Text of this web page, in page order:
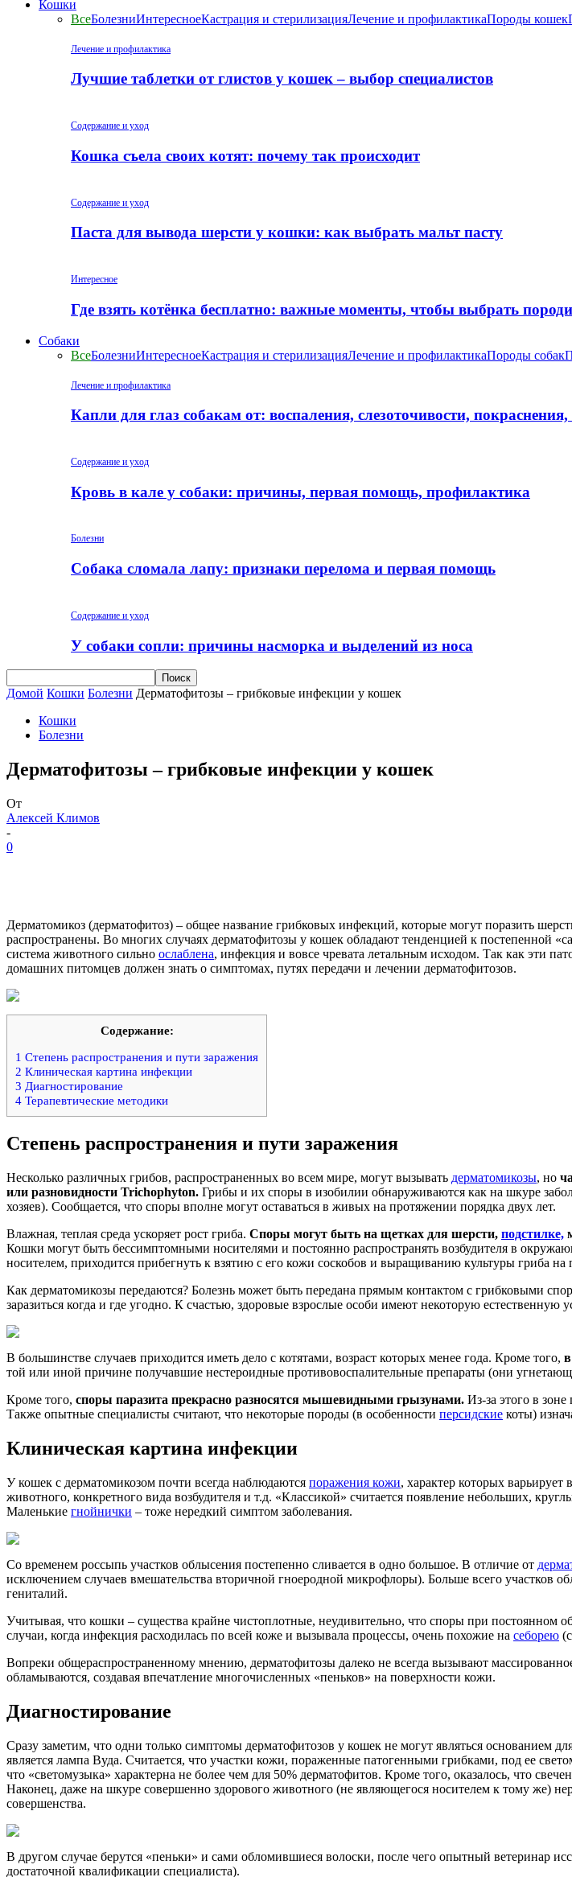
Кошки
ВсеБолезниИнтересноеКастрация и стерилизацияЛечение и профилактикаПороды кошек
Лечение и профилактика
Лучшие таблетки от глистов у кошек – выбор специалистов
Содержание и уход
Кошка съела своих котят: почему так происходит
Содержание и уход
Паста для вывода шерсти у кошки: как выбрать мальт пасту
Интересное
Где взять котёнка бесплатно: важные моменты, чтобы выбрать
Собаки
ВсеБолезниИнтересноеКастрация и стерилизацияЛечение и профилактикаПороды собак
Лечение и профилактика
Капли для глаз собакам от: воспаления, слезоточивости,
Содержание и уход
Кровь в кале у собаки: причины, первая помощь, профилактика
Болезни
Собака сломала лапу: признаки перелома и первая помощь
Содержание и уход
У собаки сопли: причины насморка и выделений из носа
Домой Кошки Болезни Дерматофитозы – грибковые инфекции у кошек
Кошки
Болезни
Дерматофитозы – грибковые инфекции у кошек
От
Алексей Климов
-
0
Дерматомикоз (дерматофитоз) – общее название грибковых инфекций, которые могут поразить
распространены. Во многих случаях дерматофитозы у кошек обладают тенденцией к постепенной
система животного сильно ослаблена, инфекция и вовсе чревата летальным исходом. Так как эти
домашних питомцев должен знать о симптомах, путях передачи и лечении дерматофитозов.
Содержание:
1 Степень распространения и пути заражения
2 Клиническая картина инфекции
3 Диагностирование
4 Терапевтические методики
Степень распространения и пути заражения
Несколько различных грибов, распространенных во всем мире, могут вызывать дерматомикозы, но
или разновидности Trichophyton. Грибы и их споры в изобилии обнаруживаются как на шкуре
хозяев). Сообщается, что споры вполне могут оставаться в живых на протяжении порядка двух лет.
Влажная, теплая среда ускоряет рост гриба. Споры могут быть на щетках для шерсти, подстилке,
Кошки могут быть бессимптомными носителями и постоянно распространять возбудителя в
носителем, приходится прибегнуть к взятию с его кожи соскобов и выращиванию культуры гриба на
Как дерматомикозы передаются? Болезнь может быть передана прямым контактом с грибковыми
заразиться когда и где угодно. К счастью, здоровые взрослые особи имеют некоторую естественную
В большинстве случаев приходится иметь дело с котятами, возраст которых менее года. Кроме того,
той или иной причине получавшие нестероидные противовоспалительные препараты (они
Кроме того, споры паразита прекрасно разносятся мышевидными грызунами. Из-за этого в
Также опытные специалисты считают, что некоторые породы (в особенности персидские коты)
Клиническая картина инфекции
У кошек с дерматомикозом почти всегда наблюдаются поражения кожи, характер которых варьирует
животного, конкретного вида возбудителя и т.д. «Классикой» считается появление небольших,
Маленькие гнойнички – тоже нередкий симптом заболевания.
Со временем россыпь участков облысения постепенно сливается в одно большое. В отличие от
исключением случаев вмешательства вторичной гноеродной микрофлоры). Больше всего участков
гениталий.
Учитывая, что кошки – существа крайне чистоплотные, неудивительно, что споры при постоянном
случаи, когда инфекция расходилась по всей коже и вызывала процессы, очень похожие на себорею
Вопреки общераспространенному мнению, дерматофитозы далеко не всегда вызывают
обламываются, создавая впечатление многочисленных «пеньков» на поверхности кожи.
Диагностирование
Сразу заметим, что одни только симптомы дерматофитозов у кошек не могут являться основанием
является лампа Вуда. Считается, что участки кожи, пораженные патогенными грибками, под ее
что «светомузыка» характерна не более чем для 50% дерматофитов. Кроме того, оказалось, что
Наконец, даже на шкуре совершенно здорового животного (не являющегося носителем к тому же)
совершенства.
В другом случае берутся «пеньки» и сами обломившиеся волоски, после чего опытный ветеринар
достаточной квалификации специалиста).